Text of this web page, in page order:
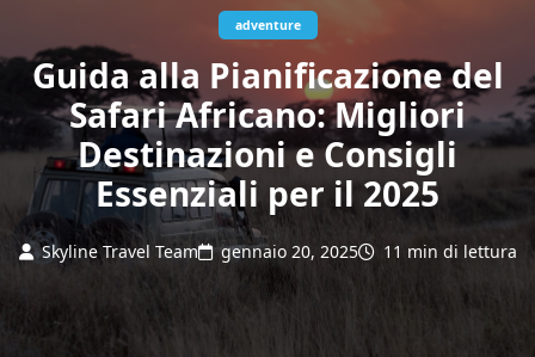
adventure
Guida alla Pianificazione del
Safari Africano: Migliori
Destinazioni e Consigli
Essenziali per il 2025
Skyline Travel Team gennaio 20, 2025 11 min di lettura